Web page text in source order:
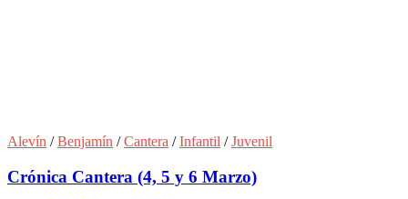
Alevín /Benjamín /Cantera /Infantil /Juvenil
Crónica Cantera (4, 5 y 6 Marzo)